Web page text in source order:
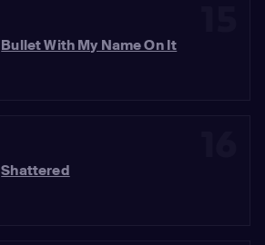
Bullet With My Name On It
Shattered